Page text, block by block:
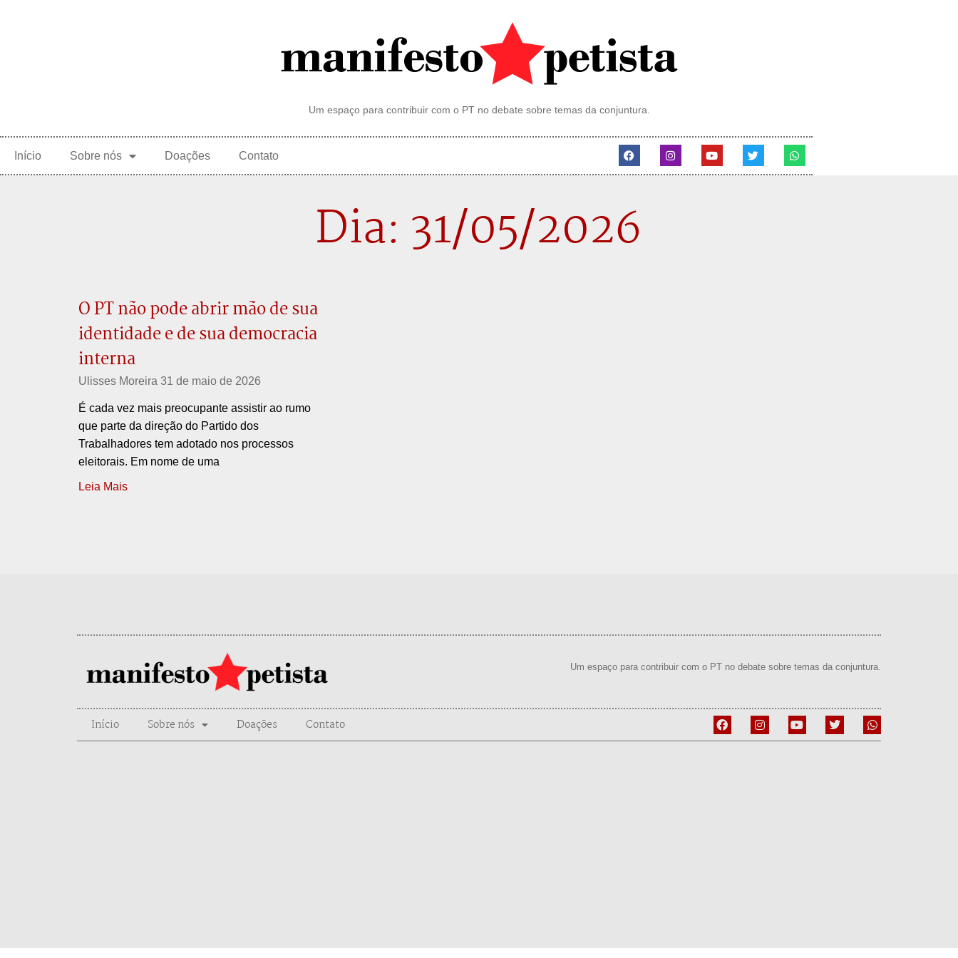
Um espaço para contribuir com o PT no debate sobre temas da conjuntura.
Início Sobre nós Doações Contato
Dia: 31/05/2026
O PT não pode abrir mão de sua
identidade e de sua democracia
interna
Ulisses Moreira 31 de maio de 2026
É cada vez mais preocupante assistir ao rumo
que parte da direção do Partido dos
Trabalhadores tem adotado nos processos
eleitorais. Em nome de uma
Leia Mais
Um espaço para contribuir com o PT no debate sobre temas da conjuntura.
Início Sobre nós Doações Contato